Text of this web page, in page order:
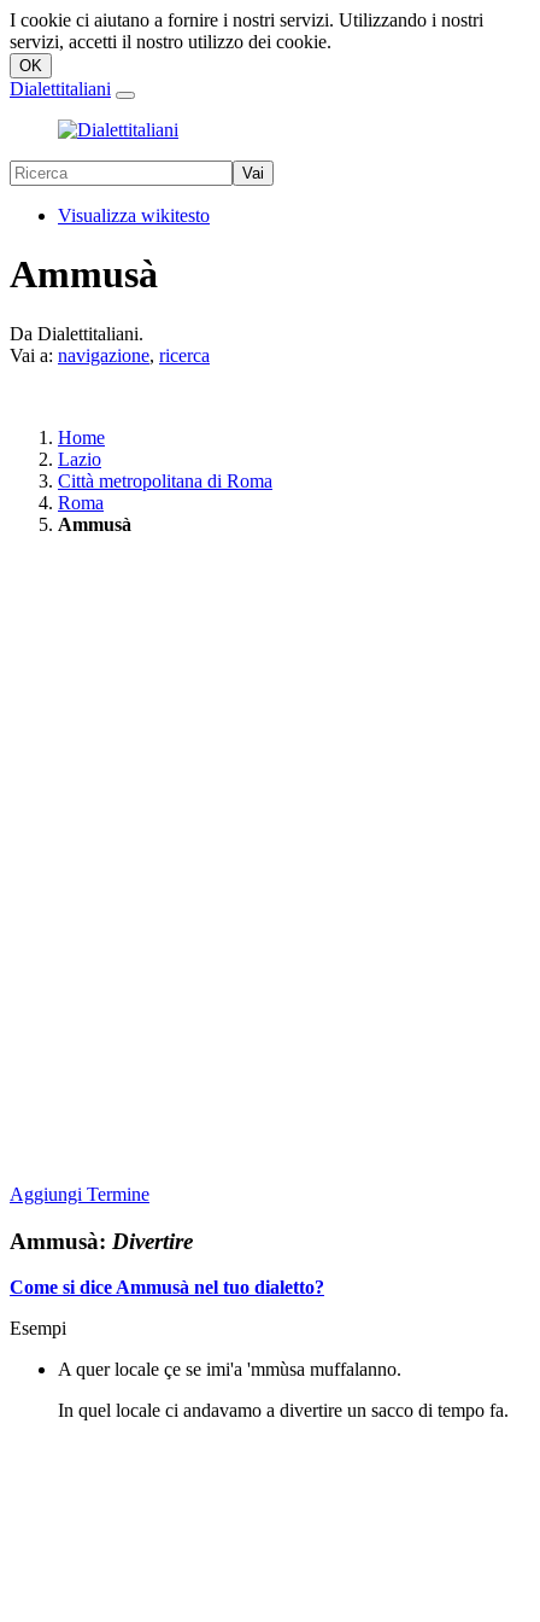
I cookie ci aiutano a fornire i nostri servizi. Utilizzando i nostri
servizi, accetti il nostro utilizzo dei cookie.
Dialettitaliani
Visualizza wikitesto
Ammusà
Da Dialettitaliani.
Vai a: navigazione, ricerca
Home
Lazio
Città metropolitana di Roma
Roma
Ammusà
Aggiungi Termine
Ammusà: Divertire
Come si dice Ammusà nel tuo dialetto?
Esempi
A quer locale çe se imi'a 'mmùsa muffalanno.
In quel locale ci andavamo a divertire un sacco di tempo fa.